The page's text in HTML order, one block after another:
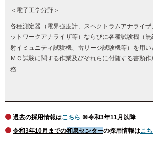
＜電子工学分野＞
各種測定器（電界強度計、スペクトラムアナライザ
ットワークアナライザ等）ならびに各種試験機（無
射イミュニティ試験機、雷サージ試験機等）を用い
ＭＣ試験に関する作業及びそれらに付随する書類作
務
過去の採用情報はこちら ※令和3年11月以降
令和3年10月までの和泉センターの採用情報はこ